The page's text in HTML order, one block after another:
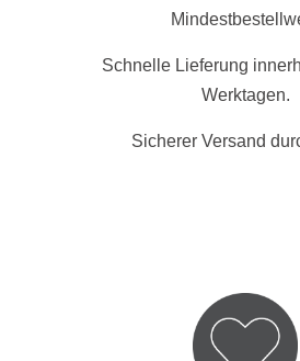
Schnelle Lieferung
Werktagen.
Sicherer Versand